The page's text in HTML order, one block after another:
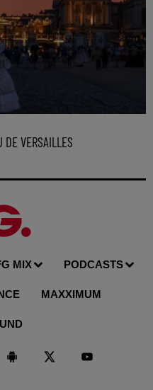
DE VERSAILLES
MIX PODCASTS
MAXXIMUM